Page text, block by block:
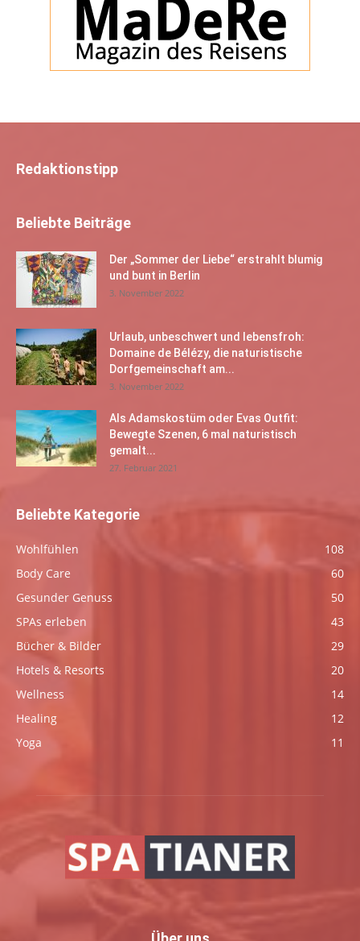
Redaktionstipp
Beliebte Beiträge
Der „Sommer der Liebe“ erstrahlt blumig
und bunt in Berlin
3. November 2022
Urlaub, unbeschwert und lebensfroh:
Domaine de Bélézy, die naturistische
Dorfgemeinschaft am...
3. November 2022
Als Adamskostüm oder Evas Outfit:
Bewegte Szenen, 6 mal naturistisch
gemalt...
27. Februar 2021
Beliebte Kategorie
Wohlfühlen
108
Body Care
60
Gesunder Genuss
50
SPAs erleben
43
Bücher & Bilder
29
Hotels & Resorts
20
Wellness
14
Healing
12
Yoga
11